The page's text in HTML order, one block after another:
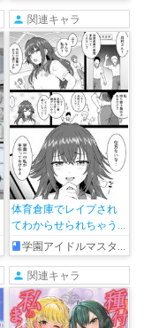
関連キャラ
体育倉庫でレイプされ
てわからせられちゃう
手毬学園アイドルマスター
関連キャラ